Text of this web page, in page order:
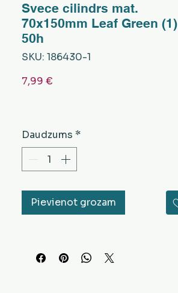
Svece cilindrs mat.
70x150mm Leaf Green (1)
50h
SKU: 186430-1
7,99 €
Daudzums *
Pievienot grozam